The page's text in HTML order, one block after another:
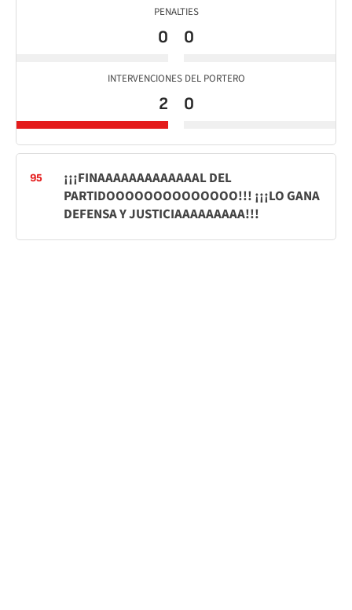
PENALTIES
0 0
INTERVENCIONES DEL PORTERO
2 0
95
¡¡¡FINAAAAAAAAAAAAAL DEL
PARTIDOOOOOOOOOOOOOO!!! ¡¡¡LO GANA
DEFENSA Y JUSTICIAAAAAAAAA!!!